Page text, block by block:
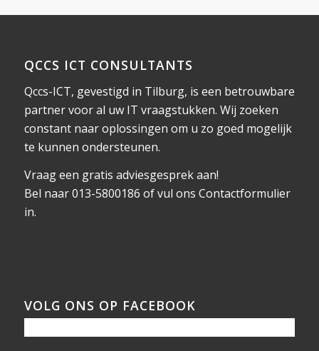
QCCS ICT CONSULTANTS
Qccs-ICT, gevestigd in Tilburg, is een betrouwbare
partner voor al uw IT vraagstukken. Wij zoeken
constant naar oplossingen om u zo goed mogelijk
te kunnen ondersteunen.
Vraag een gratis adviesgesprek aan!
Bel naar 013-5800186 of vul ons Contactformulier
in.
VOLG ONS OP FACEBOOK